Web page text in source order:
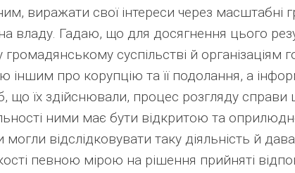
виражати свої інтереси через масштабні
владу. Гадаю, що для досягнення цього
суспільстві й організаціям
іншим про корупцію та її подолання, а
що їх здійснювали, процес розгляду
ними має бути відкритою та
відслідковувати таку діяльність й
певною мірою на рішення прийняті